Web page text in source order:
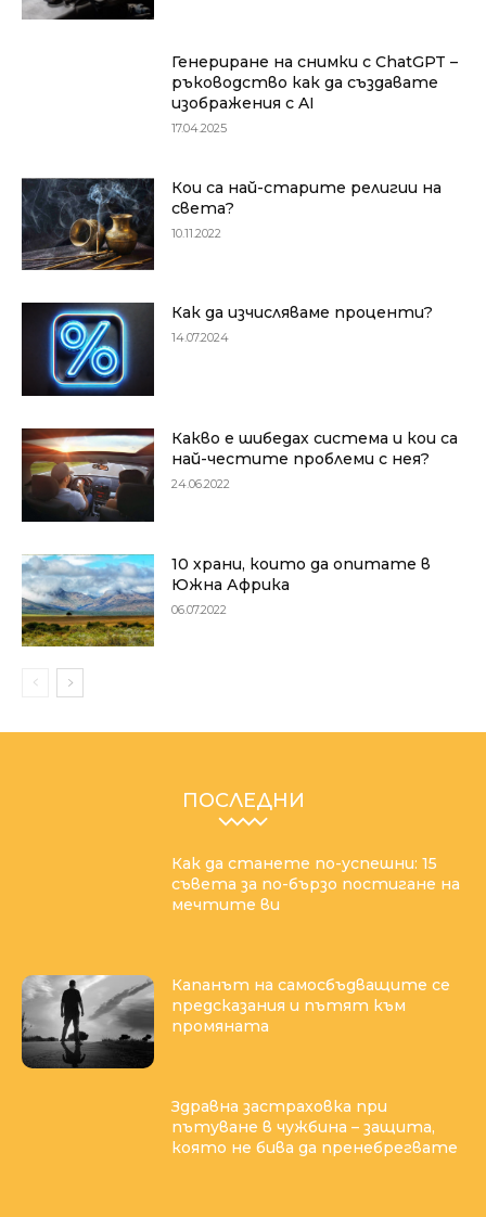
Генериране на снимки с ChatGPT –
ръководство как да създавате
изображения с AI
17.04.2025
Кои са най-старите религии на
света?
10.11.2022
Как да изчисляваме проценти?
14.07.2024
Какво е шибедах система и кои са
най-честите проблеми с нея?
24.06.2022
10 храни, които да опитате в
Южна Африка
06.07.2022
ПОСЛЕДНИ
Как да станете по-успешни: 15
съвета за по-бързо постигане на
мечтите ви
Капанът на самосбъдващите се
предсказания и пътят към
промяната
Здравна застраховка при
пътуване в чужбина – защита,
която не бива да пренебрегвате